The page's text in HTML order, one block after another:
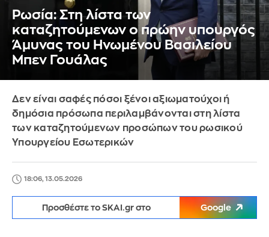
Ρωσία: Στη λίστα των
καταζητούμενων ο πρώην υπουργός
Άμυνας του Ηνωμένου Βασιλείου
Μπεν Γουάλας
Δεν είναι σαφές πόσοι ξένοι αξιωματούχοι ή
δημόσια πρόσωπα περιλαμβάνονται στη λίστα
των καταζητούμενων προσώπων του ρωσικού
Υπουργείου Εσωτερικών
18:06, 13.05.2026
Προσθέστε το SKAI.gr στο Google